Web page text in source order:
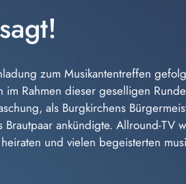
zum Musikantentreffen
Rahmen dieser geselligen
als Burgkirchens
ankündigte. Allround-TV
und vielen begeisterten